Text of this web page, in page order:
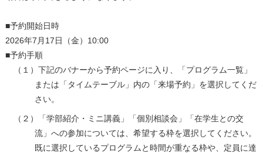
■予約開始日時
2026年7月17日（金）10:00
■予約手順
（１）下記のバナーから予約ページに入り、「プログラム一覧」
または「タイムテーブル」内の「来場予約」を選択してくだ
さい。
（２）「学部紹介・ミニ講義」「個別相談会」「在学生との交
流」への参加については、希望する枠を選択してください。
既に選択しているプログラムと時間が重なる枠や、定員に達